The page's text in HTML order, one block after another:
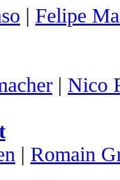
| Felipe
| Nico
| Romain